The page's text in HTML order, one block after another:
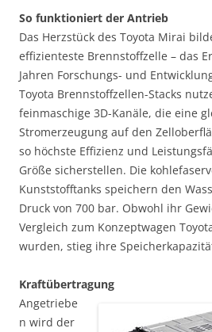
So funktioniert der Antrieb
Das Herzstück des Toyota Mirai
effizienteste Brennstoffzelle – das
Jahren Forschungs- und
Toyota Brennstoffzellen-Stacks
feinmaschige 3D-Kanäle, die eine
Stromerzeugung auf den
so höchste Effizienz und
Größe sicherstellen. Die
Kunststofftanks speichern den
Druck von 700 bar. Obwohl ihr
Vergleich zum Konzeptwagen
wurden, stieg ihre
Kraftübertragung
Angetriebe
n wird der